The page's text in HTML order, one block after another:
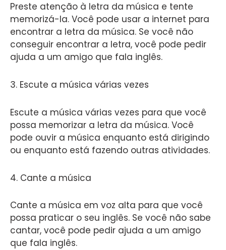
Preste atenção à letra da música e tente
memorizá-la. Você pode usar a internet para
encontrar a letra da música. Se você não
conseguir encontrar a letra, você pode pedir
ajuda a um amigo que fala inglês.
3. Escute a música várias vezes
Escute a música várias vezes para que você
possa memorizar a letra da música. Você
pode ouvir a música enquanto está dirigindo
ou enquanto está fazendo outras atividades.
4. Cante a música
Cante a música em voz alta para que você
possa praticar o seu inglês. Se você não sabe
cantar, você pode pedir ajuda a um amigo
que fala inglês.